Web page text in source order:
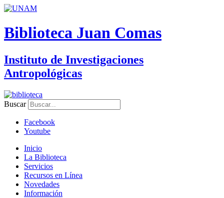
Biblioteca Juan Comas
Instituto de Investigaciones
Antropológicas
Buscar
Facebook
Youtube
Inicio
La Biblioteca
Servicios
Recursos en Línea
Novedades
Información